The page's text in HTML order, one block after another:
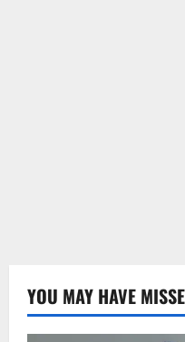
YOU MAY HAVE